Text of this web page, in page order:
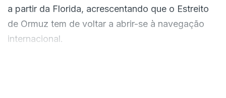
a partir da Florida, acrescentando que o Estreito
de Ormuz tem de voltar a abrir-se à navegação
internacional.